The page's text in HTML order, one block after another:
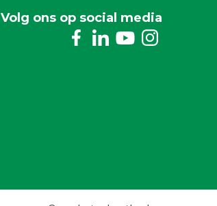
Volg ons op social media